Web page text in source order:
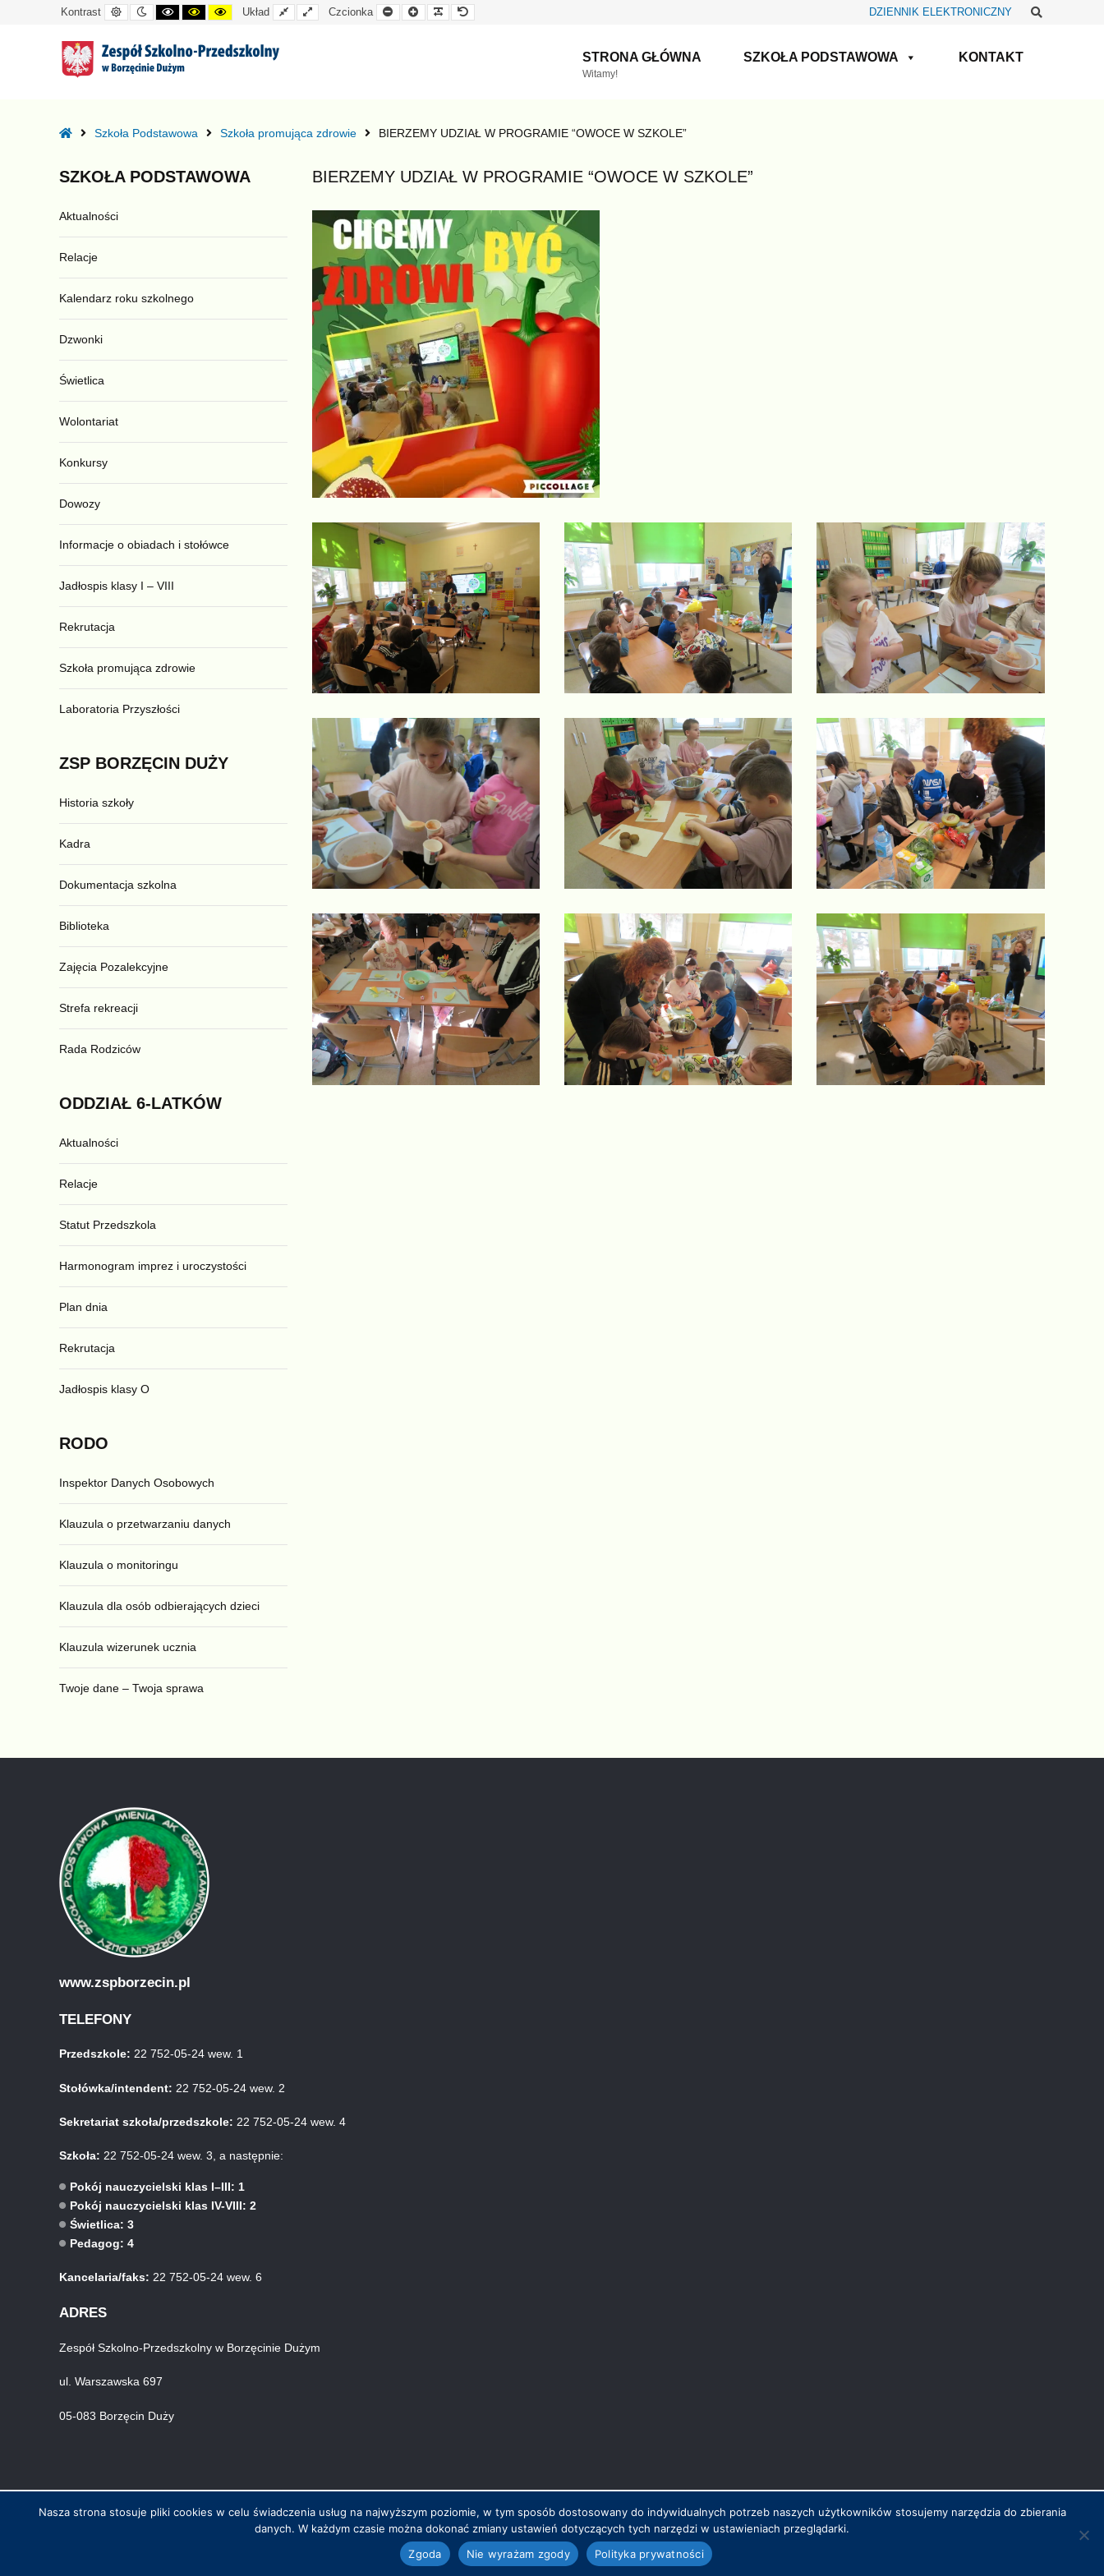
PROGRAMIE
Kontrast
Kontrast
domyślny
Tryb
nocny
Kontrast
czarno-
Kontrast
czarno-
Kontrast
żółto-
Układ
Układ
standardowy
Układ
szeroki
Czcionka
Mniejsza
czcionka
Większa
czcionka
Czytelna
czcionkaczcionka
DZIENNIK ELEKTRONICZNY
STRONA GŁÓWNA
Witamy!
SZKOŁA PODSTAWOWA KONTAKT
HomeSzkoła Podstawowa Szkoła promująca zdrowie BIERZEMY UDZIAŁ W PROGRAMIE “OWOCE W SZKOLE”
BIERZEMY UDZIAŁ W PROGRAMIE “OWOCE W SZKOLE”
SZKOŁA PODSTAWOWA
Aktualności
Relacje
Kalendarz roku szkolnego
Dzwonki
Świetlica
Wolontariat
Konkursy
Dowozy
Informacje o obiadach i stołówce
Jadłospis klasy I – VIII
Rekrutacja
Szkoła promująca zdrowie
Laboratoria Przyszłości
ZSP BORZĘCIN DUŻY
Historia szkoły
Kadra
Dokumentacja szkolna
Biblioteka
Zajęcia Pozalekcyjne
Strefa rekreacji
Rada Rodziców
ODDZIAŁ 6-LATKÓW
Aktualności
Relacje
Statut Przedszkola
Harmonogram imprez i uroczystości
Plan dnia
Rekrutacja
Jadłospis klasy O
RODO
Inspektor Danych Osobowych
Klauzula o przetwarzaniu danych
Klauzula o monitoringu
Klauzula dla osób odbierających dzieci
Klauzula wizerunek ucznia
Twoje dane – Twoja sprawa
www.zspborzecin.pl
TELEFONY
Przedszkole: 22 752-05-24 wew. 1
Stołówka/intendent: 22 752-05-24 wew. 2
Sekretariat szkoła/przedszkole: 22 752-05-24 wew. 4
Szkoła: 22 752-05-24 wew. 3, a następnie:
Pokój nauczycielski klas I–III: 1
Pokój nauczycielski klas IV-VIII: 2
Świetlica: 3
Pedagog: 4
Kancelaria/faks: 22 752-05-24 wew. 6
ADRES
Zespół Szkolno-Przedszkolny w Borzęcinie Dużym
ul. Warszawska 697
05-083 Borzęcin Duży
© Wszystkie prawa zastrzeżone. Hosting i wykonanie skynet.net.pl
Nasza strona stosuje pliki cookies w celu świadczenia usług na najwyższym poziomie, w tym sposób dostosowany do indywidualnych potrzeb naszych użytkowników stosujemy narzędzia do zbierania
danych. W każdym czasie można dokonać zmiany ustawień dotyczących tych narzędzi w ustawieniach przeglądarki.
Zgoda
Nie wyrażam zgody Polityka prywatności